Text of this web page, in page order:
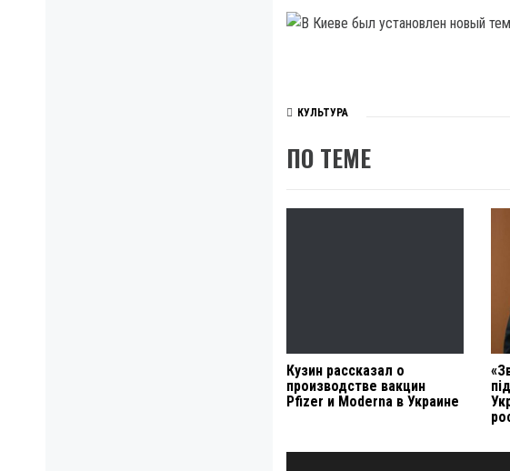
КУЛЬТУРА
ПО ТЕМЕ
Кузин рассказал о
производстве вакцин
Pfizer и Moderna в Украине
Навигация